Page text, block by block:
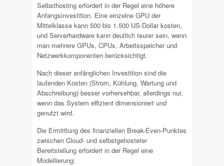
Selbsthosting erfordert in der Regel eine höhere
Anfangsinvestition. Eine einzelne GPU der
Mittelklasse kann 500 bis 1.500 US-Dollar kosten,
und Serverhardware kann deutlich teurer sein, wenn
man mehrere GPUs, CPUs, Arbeitsspeicher und
Netzwerkkomponenten berücksichtigt.
Nach dieser anfänglichen Investition sind die
laufenden Kosten (Strom, Kühlung, Wartung und
Abschreibung) besser vorhersehbar, allerdings nur,
wenn das System effizient dimensioniert und
genutzt wird.
Die Ermittlung des finanziellen Break-Even-Punktes
zwischen Cloud- und selbstgehosteter
Bereitstellung erfordert in der Regel eine
Modellierung: